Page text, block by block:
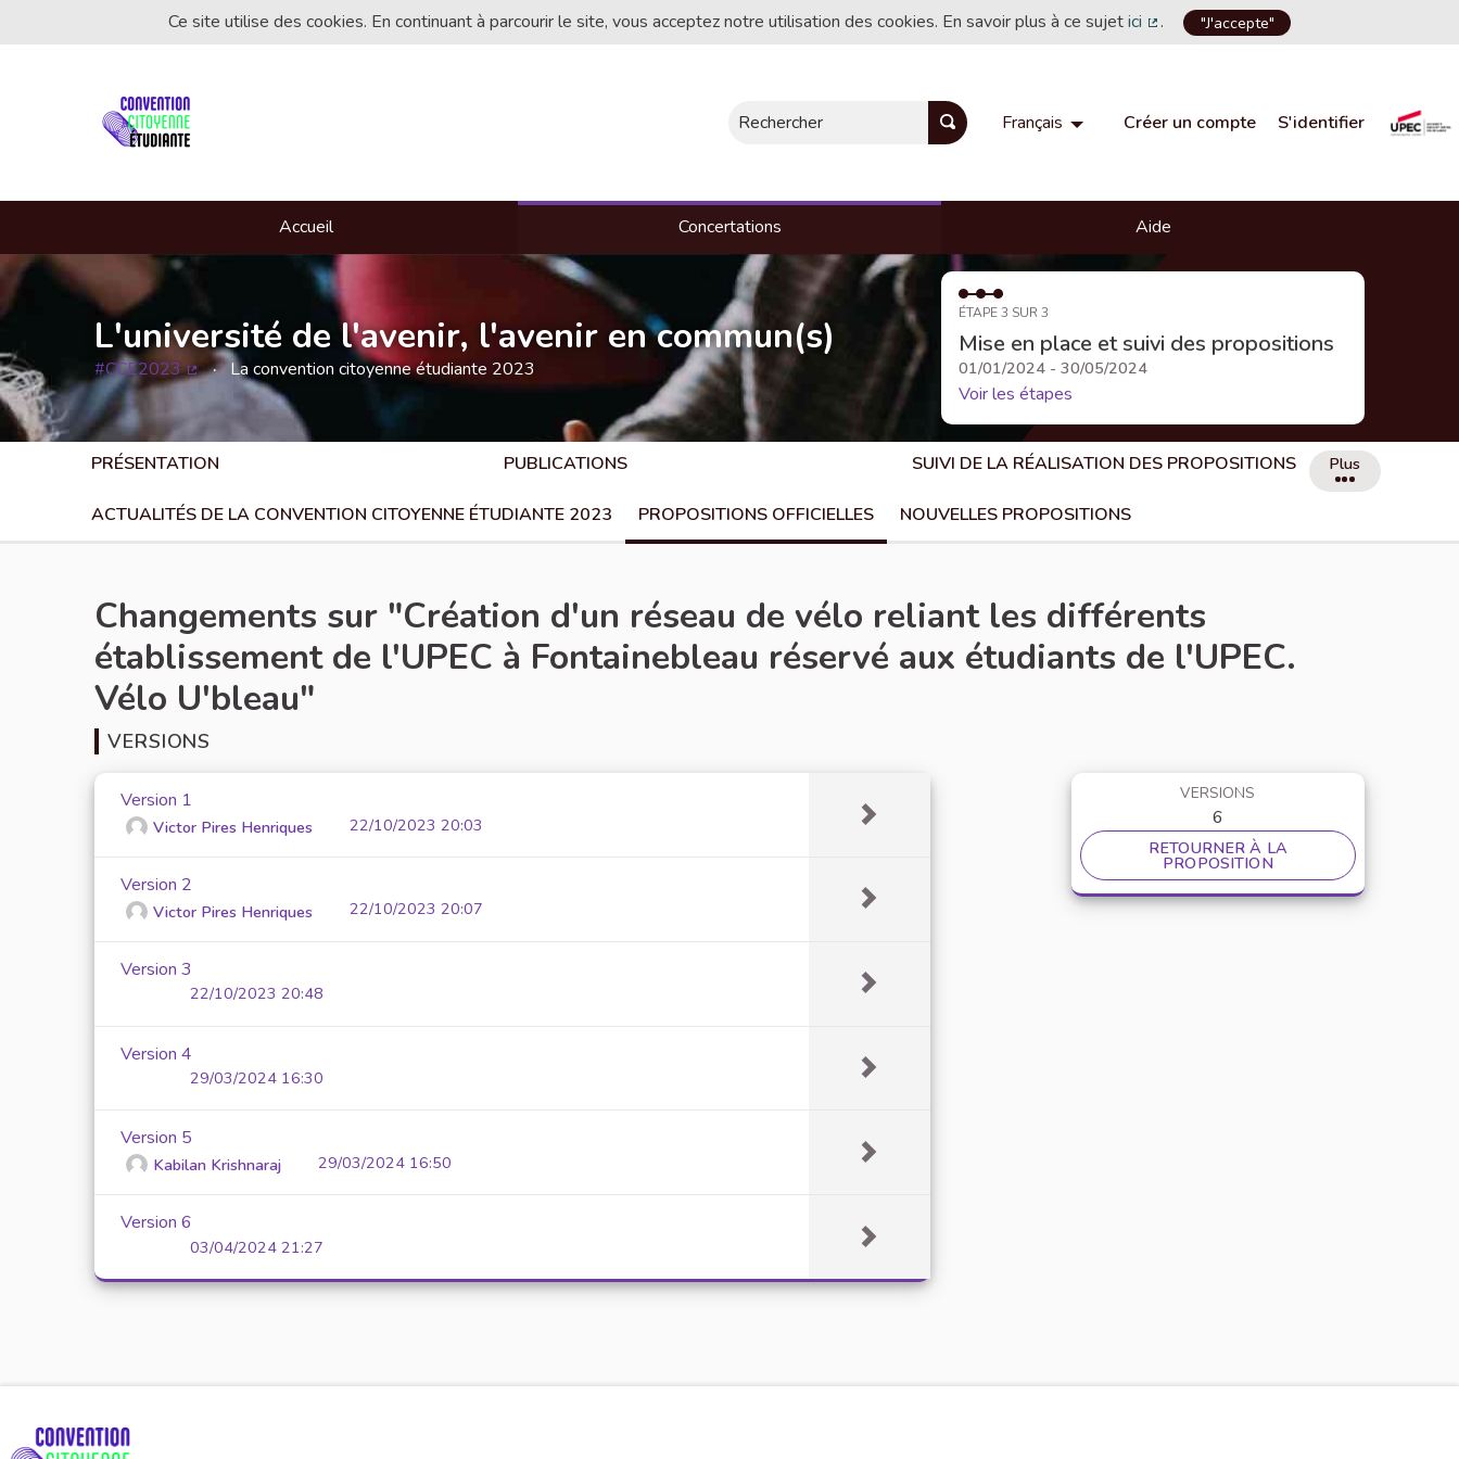
Ce site utilise des cookies. En continuant à parcourir le site, vous acceptez notre utilisation des cookies. En savoir plus à ce sujetici
(Lien externe)
. "J'accepte"
Rechercher Français Choisir la langueChoose language
Créer un compte S'identifier
Accueil Concertations Aide
L'université de l'avenir, l'avenir en commun(s)
#CCE2023
(Lien externe)
La convention citoyenne étudiante 2023
ÉTAPE 3 SUR 3
Mise en place et suivi des propositions
01/01/2024 - 30/05/2024
Voir les étapes
PRÉSENTATION PUBLICATIONS SUIVI DE LA RÉALISATION DES PROPOSITIONS
ACTUALITÉS DE LA CONVENTION CITOYENNE ÉTUDIANTE 2023 PROPOSITIONS OFFICIELLES NOUVELLES PROPOSITIONS
Changements sur "Création d'un réseau de vélo reliant les différents
établissement de l'UPEC à Fontainebleau réservé aux étudiants de l'UPEC.
Vélo U'bleau"
VERSIONS
Version 1
Victor Pires Henriques 22/10/2023 20:03
Version 2
Victor Pires Henriques 22/10/2023 20:07
Version 3
22/10/2023 20:48
Version 4
29/03/2024 16:30
Version 5
Kabilan Krishnaraj 29/03/2024 16:50
Version 6
03/04/2024 21:27
VERSIONS
6
RETOURNER À LA
PROPOSITION